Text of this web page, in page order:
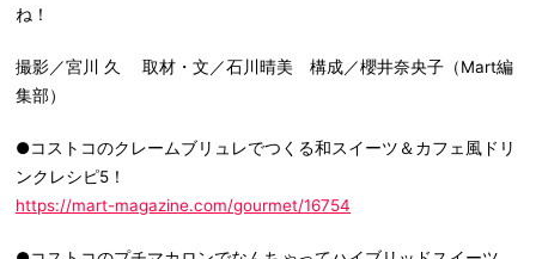
ね！
撮影／宮川 久 取材・文／石川晴美 構成／櫻井奈央子（Mart編
集部）
●コストコのクレームブリュレでつくる和スイーツ＆カフェ風ドリ
ンクレシピ5！
https://mart-magazine.com/gourmet/16754